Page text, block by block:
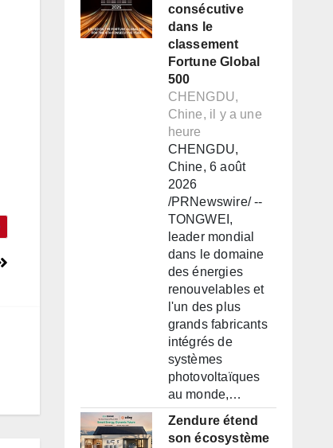
consécutive
dans le
classement
Fortune Global
500
CHENGDU,
Chine, il y a une
heure
CHENGDU,
Chine, 6 août
2026
/PRNewswire/ --
TONGWEI,
leader mondial
dans le domaine
des énergies
renouvelables et
l'un des plus
grands fabricants
intégrés de
systèmes
photovoltaïques
au monde,…
Zendure étend
son écosystème